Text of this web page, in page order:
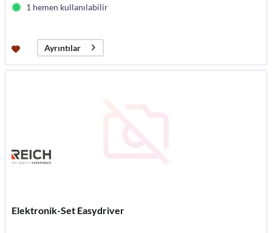
1 hemen kullanılabilir
Ayrıntılar
Elektronik-Set Easydriver